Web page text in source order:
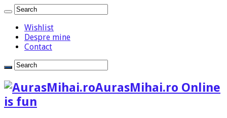
Wishlist
Despre mine
Contact
AurasMihai.ro Online
is fun